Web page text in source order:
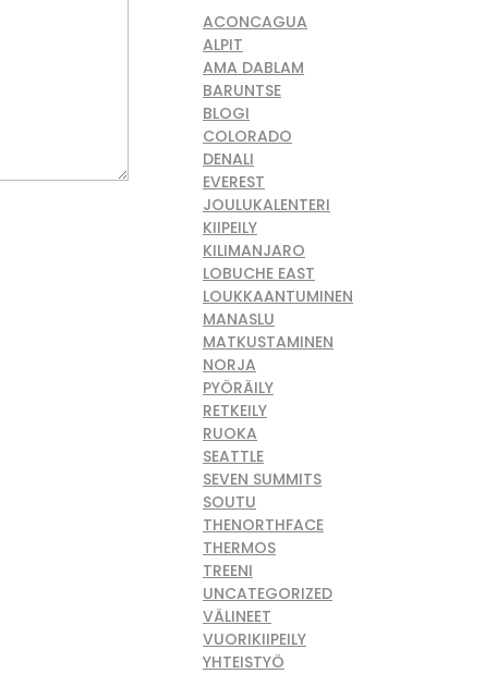
ACONCAGUA
ALPIT
AMA DABLAM
BARUNTSE
BLOGI
COLORADO
DENALI
EVEREST
JOULUKALENTERI
KIIPEILY
KILIMANJARO
LOBUCHE EAST
LOUKKAANTUMINEN
MANASLU
MATKUSTAMINEN
NORJA
PYÖRÄILY
RETKEILY
RUOKA
SEATTLE
SEVEN SUMMITS
SOUTU
THENORTHFACE
THERMOS
TREENI
UNCATEGORIZED
VÄLINEET
VUORIKIIPEILY
YHTEISTYÖ